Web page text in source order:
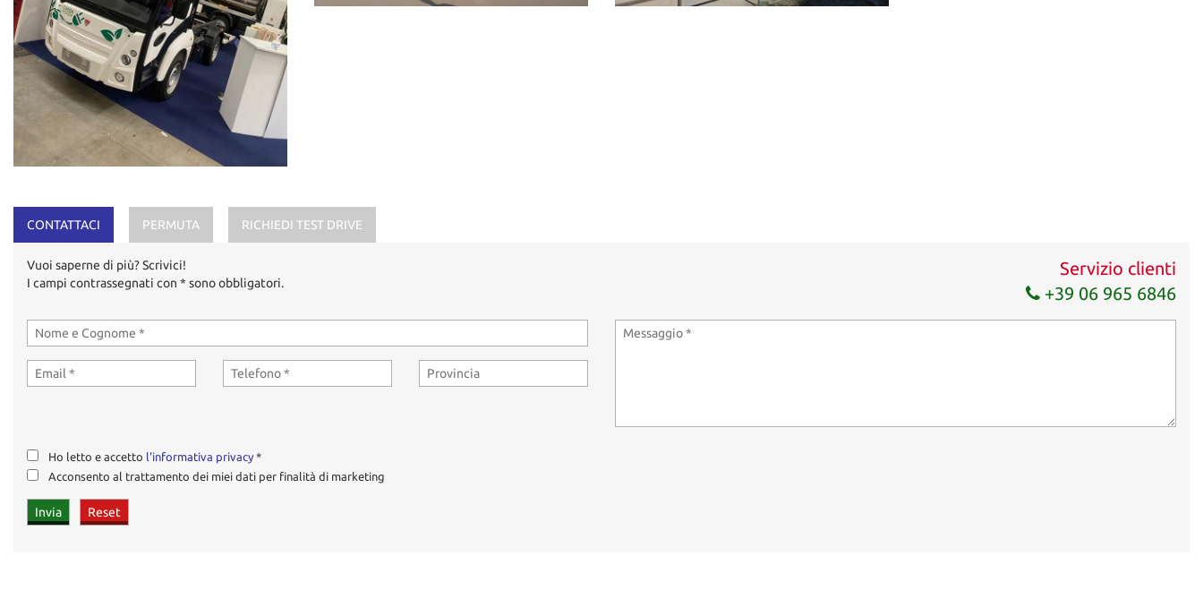
CONTATTACI PERMUTA RICHIEDI TEST DRIVE
Vuoi saperne di più? Scrivici!
I campi contrassegnati con * sono obbligatori.
Servizio clienti
+39 06 965 6846
Ho letto e accetto l'informativa privacy *
Acconsento al trattamento dei miei dati per finalità di marketing